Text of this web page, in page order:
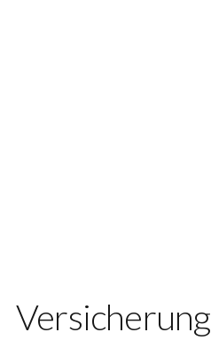
Versicherung